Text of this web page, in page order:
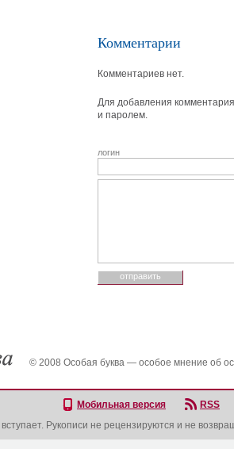
Комментарии
Комментариев нет.
Для добавления
и паролем.
логин
© 2008 Особая буква — особое мнение об
Мобильная версия
RSS
вступает. Рукописи не рецензируются и не